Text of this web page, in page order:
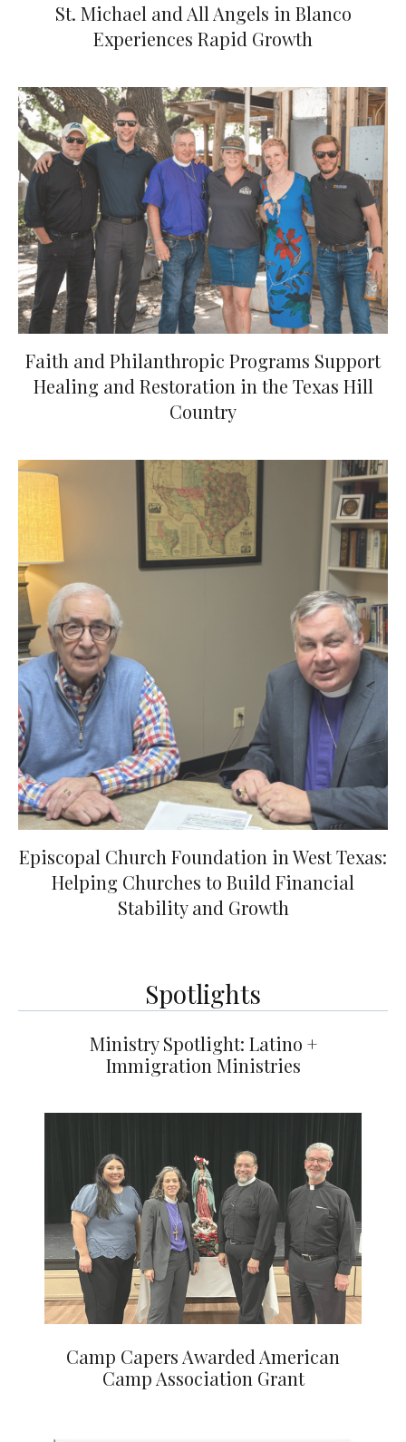
St. Michael and All Angels in Blanco
Experiences Rapid Growth
Faith and Philanthropic Programs Support
Healing and Restoration in the Texas Hill
Country
Episcopal Church Foundation in West Texas:
Helping Churches to Build Financial
Stability and Growth
Spotlights
Ministry Spotlight: Latino +
Immigration Ministries
Camp Capers Awarded American
Camp Association Grant